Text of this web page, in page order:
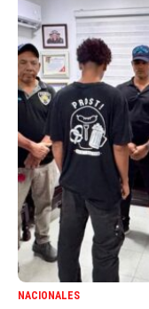
NACIONALES